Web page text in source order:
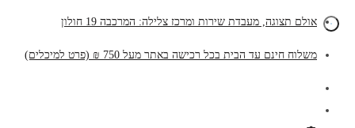
אולם תצוגה, מעבדת שירות ומרכז צלילה: המרכבה 19 חולון
משלוח חינם עד הבית בכל רכישה באתר מעל 750 ₪ (פרט למיכלים)